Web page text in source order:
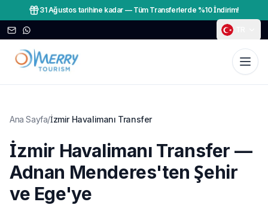
31 Ağustos tarihine kadar — Tüm Transferlerde %10 İndirim!
Ana Sayfa/İzmir Havalimanı Transfer
İzmir Havalimanı Transfer —
Adnan Menderes'ten Şehir
ve Ege'ye